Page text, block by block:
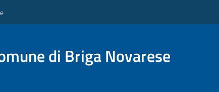
di Briga Novarese